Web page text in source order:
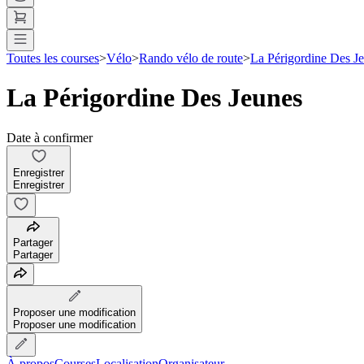
Toutes les courses>Vélo>Rando vélo de route>La Périgordine Des
La Périgordine Des Jeunes
Date à confirmer
Enregistrer
Enregistrer
Partager
Partager
Proposer une modification
Proposer une modification